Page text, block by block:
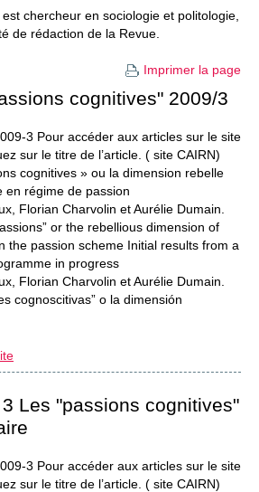
chercheur en sociologie et politologie,
de rédaction de la Revue.
Imprimer la page
cognitives" 2009/3
3 Pour accéder aux articles sur le site
sur le titre de l’article. ( site CAIRN)
cognitives » ou la dimension rebelle
en régime de passion
Florian Charvolin et Aurélie Dumain.
or the rebellious dimension of
the passion scheme Initial results from a
in progress
Florian Charvolin et Aurélie Dumain.
cognoscitivas” o la dimensión
Les "passions cognitives"
3 Pour accéder aux articles sur le site
sur le titre de l’article. ( site CAIRN)